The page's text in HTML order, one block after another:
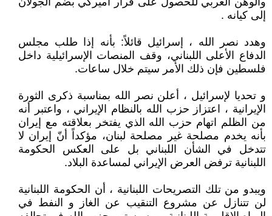
إلى كيانه .
وهدد نصر الله ، إسرائيل قائلاً: بأنه إذا طلب مجلس
الدفاع الأعلى اللبناني، وقف المنصات الإسرائيلية داخل
فلسطين فإن ذلك الأمر سيتم خلال ساعات.
و تحديا لإسرائيل ، أعلن نصر الله بمناسبة ذكرى الثورة
الإيرانية ، اعتزاز حزب الله بالنظام الإيراني ، واعتبر أنه
من الظلم اتهام حزب الله الذي يفتخر بعلاقته مع إيران
بأنه يخدم مصلحة غير مصلحة لبنان، مؤكداً أنّ إيران لا
تتدخل في الشأن اللبناني بل على العكس الحكومة
اللبنانية ترفض العرض الإيراني لمساعدة البلاد.
ويبدو من تلك التصريحات اللبنانية ، أن الحكومة اللبنانية
لن تتنازل عن مشروع التنقيب عن الغاز و النفط في